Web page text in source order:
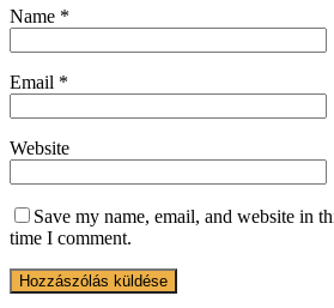
Name *
Email *
Website
Save my name, email, and website in
time I comment.